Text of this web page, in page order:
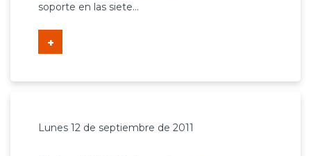
soporte en las siete...
+
Lunes 12 de septiembre de 2011